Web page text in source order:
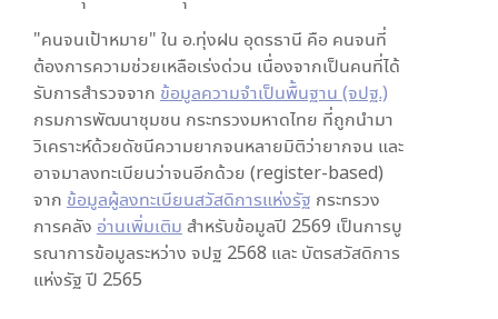
"คนจนเป้าหมาย" ใน อ.ทุ่งฝน อุดรธานี คือ คนจนที่
ต้องการความช่วยเหลือเร่งด่วน เนื่องจากเป็นคนที่ได้
รับการสำรวจจาก ข้อมูลความจำเป็นพื้นฐาน (จปฐ.)
กรมการพัฒนาชุมชน กระทรวงมหาดไทย ที่ถูกนำมา
วิเคราะห์ด้วยดัชนีความยากจนหลายมิติว่ายากจน และ
อาจมาลงทะเบียนว่าจนอีกด้วย (register-based)
จาก ข้อมูลผู้ลงทะเบียนสวัสดิการแห่งรัฐ กระทรวง
การคลัง อ่านเพิ่มเติม สำหรับข้อมูลปี 2569 เป็นการบู
รณาการข้อมูลระหว่าง จปฐ 2568 และ บัตรสวัสดิการ
แห่งรัฐ ปี 2565